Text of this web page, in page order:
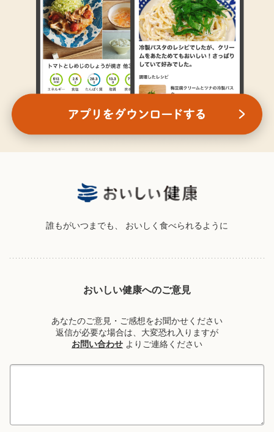
誰もがいつまでも、 おいしく食べられるように
おいしい健康へのご意見
あなたのご意見・ご感想をお聞かせください
返信が必要な場合は、大変恐れ入りますが
お問い合わせ よりご連絡ください